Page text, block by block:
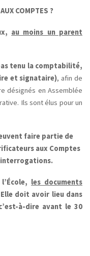
COMPTES ?
au moins un parent
tenu la comptabilité,
et signataire), afin de
désignés en Assemblée
Ils sont élus pour un
faire partie de
aux Comptes
les documents
doit avoir lieu dans
à-dire avant le 30